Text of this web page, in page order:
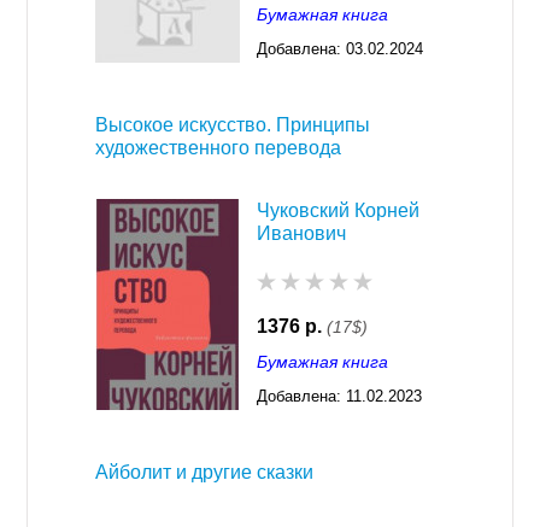
Бумажная книга
Добавлена: 03.02.2024
Высокое искусство. Принципы
художественного перевода
Чуковский Корней
Иванович
1376 р. (17$)
Бумажная книга
Добавлена: 11.02.2023
Айболит и другие сказки